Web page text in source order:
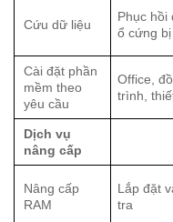
Cứu dữ liệu
Phục hồi
ổ cứng
Cài đặt phần
mềm theo
yêu cầu
Office,
trình,
Dịch vụ
nâng cấp
Nâng cấp
RAM
Lắp đặt
tra